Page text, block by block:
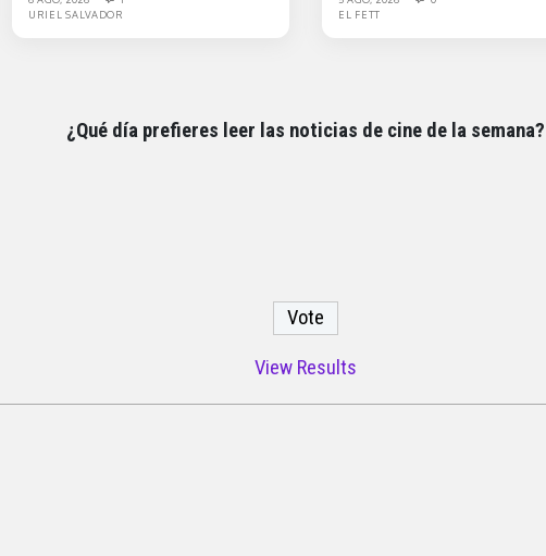
URIEL SALVADOR
EL FETT
¿Qué día prefieres leer las noticias de cine de la semana?
View Results